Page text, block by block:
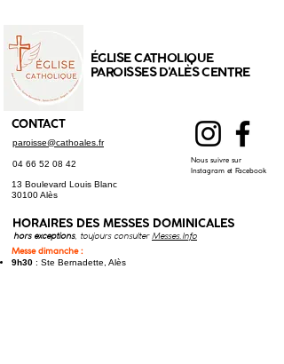
ÉGLISE CATHOLIQUE
PAROISSES D'ALÈS CENTRE
CONTACT
paroisse@cathoales.fr
04 66 52 08 42
Nous suivre sur
Instagram et Facebook
13 Boulevard Louis Blanc
30100 Alès
HORAIRES DES MESSES DOMINICALES
hors exceptions, toujours consulter Messes.Info
Messe dimanche :
9h30 : Ste Bernadette, Alès